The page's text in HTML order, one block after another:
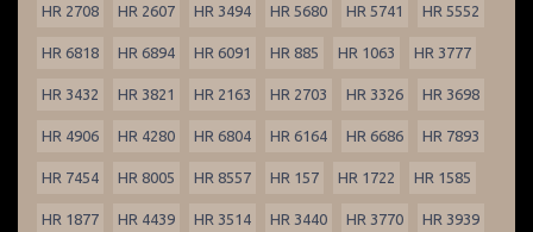
HR 2708 HR 2607 HR 3494 HR 5680 HR 5741 HR 5552
HR 6818 HR 6894 HR 6091 HR 885 HR 1063 HR 3777
HR 3432 HR 3821 HR 2163 HR 2703 HR 3326 HR 3698
HR 4906 HR 4280 HR 6804 HR 6164 HR 6686 HR 7893
HR 7454 HR 8005 HR 8557 HR 157 HR 1722 HR 1585
HR 1877 HR 4439 HR 3514 HR 3440 HR 3770 HR 3939